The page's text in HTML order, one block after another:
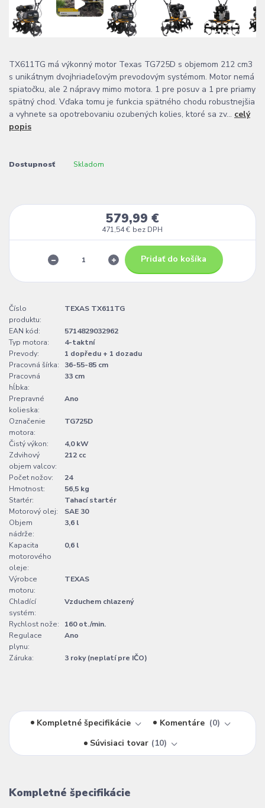
TX611TG má výkonný motor Texas TG725D s objemom 212 cm3
s unikátnym dvojhriadeľovým prevodovým systémom. Motor nemá
spiatočku, ale 2 nápravy mimo motora. 1 pre posuv a 1 pre priamy
spätný chod. Vďaka tomu je funkcia spätného chodu robustnejšia
a vyhnete sa opotrebovaniu ozubených kolies, ktoré sa zv... celý
popis
Dostupnosť Skladom
579,99 €
471,54 € bez DPH
Pridať do košíka
Číslo
produktu:
TEXAS TX611TG
EAN kód:
5714829032962
Typ motora:
4-taktní
Prevody:
1 dopředu + 1 dozadu
Pracovná šírka:
36-55-85 cm
Pracovná
hĺbka:
33 cm
Prepravné
kolieska:
Ano
Označenie
motora:
TG725D
Čistý výkon:
4,0 kW
Zdvihový
objem valcov:
212 cc
Počet nožov:
24
Hmotnost:
56,5 kg
Startér:
Tahací startér
Motorový olej:
SAE 30
Objem
nádrže:
3,6 l
Kapacita
motorového
oleje:
0,6 l
Výrobce
motoru:
TEXAS
Chladící
systém:
Vzduchem chlazený
Rychlost nože:
160 ot./min.
Regulace
plynu:
Ano
Záruka: 3 roky (neplatí pre IČO)
Kompletné špecifikácie Komentáre
0
Súvisiaci tovar
10
Kompletné špecifikácie